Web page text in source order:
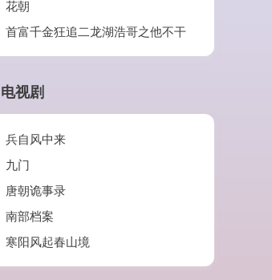
花朝
首富千金狂追二龙湖浩哥之他不干
电视剧
兵自风中来
九门
唐朝诡事录
南部档案
寒阳风起春山境